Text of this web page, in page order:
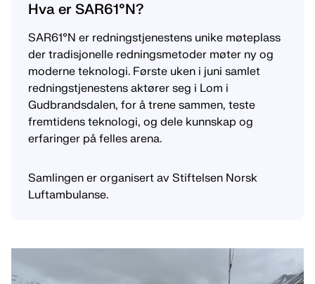
Hva er SAR61°N?
SAR61°N er redningstjenestens unike møteplass
der tradisjonelle redningsmetoder møter ny og
moderne teknologi. Første uken i juni samlet
redningstjenestens aktører seg i Lom i
Gudbrandsdalen, for å trene sammen, teste
fremtidens teknologi, og dele kunnskap og
erfaringer på felles arena.
Samlingen er organisert av Stiftelsen Norsk
Luftambulanse.